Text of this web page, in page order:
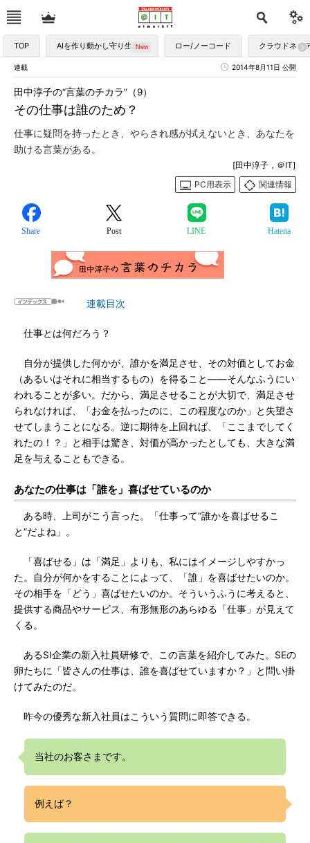
TOP AIを作り動かし守り生かす ロー/ノーコード クラウドネイ
連載 2014年8月11日 公開
その仕事は誰のため？
田中淳子の“言葉のチカラ”（9）
仕事に疑問を持ったとき、やらされ感が拭えないとき、あなたを
助ける言葉がある。
[田中淳子，＠IT]
PC用表示
関連情報
Share Post LINE Hatena
連載目次
仕事とは何だろう？
自分が提供した何かが、誰かを満足させ、その対価としてお金
（あるいはそれに相当するもの）を得ること――そんなふうにい
われることが多い。だから、満足させることが大切で、満足させ
られなければ、「お金を払ったのに、この程度なのか」と失望さ
せてしまうことになる。逆に期待を上回れば、「ここまでしてく
れたの！？」と相手は驚き、対価が高かったとしても、大きな満
足を与えることもできる。
あなたの仕事は「誰を」喜ばせているのか
ある時、上司がこう言った。「仕事って“誰かを喜ばせるこ
と”だよね」。
「喜ばせる」は「満足」よりも、私にはイメージしやすかっ
た。自分が何かをすることによって、「誰」を喜ばせたいのか。
その相手を「どう」喜ばせたいのか。そういうふうに考えると、
提供する商品やサービス、有形無形のあらゆる「仕事」が見えて
くる。
あるSI企業の新入社員研修で、この言葉を紹介してみた。SEの
卵たちに「皆さんの仕事は、誰を喜ばせていますか？」と問い掛
けてみたのだ。
昨今の優秀な新入社員はこういう質問に即答できる。
当社のお客さまです。
例えば？